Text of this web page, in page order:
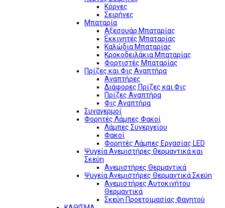
Κόρνες
Σειρήνες
Μπαταρία
Αξεσουάρ Μπαταρίας
Εκκινητές Μπαταρίας
Καλώδια Μπαταρίας
Κροκοδειλάκια Μπαταρίας
Φορτιστές Μπαταρίας
Πρίζες και Φις Αναπτήρα
Αναπτήρες
Διάφορες Πρίζες και Φις
Πρίζες Αναπτήρα
Φις Αναπτήρα
Συναγερμοί
Φορητές Λάμπες Φακοί
Λάμπες Συνεργείου
Φακοί
Φορητές Λάμπες Εργασίας LED
Ψυγεία Ανεμιστήρες Θερμαντικά και
Σκεύη
Ανεμιστήρες Θερμαντικά
Ψυγεία Ανεμιστήρες Θερμαντικά Σκεύη
Ανεμιστήρες Αυτοκινήτου
Θερμαντικά
Σκεύη Προετοιμασίας Φαγητού